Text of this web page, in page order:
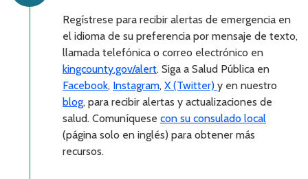
Regístrese para recibir alertas de emergencia en
el idioma de su preferencia por mensaje de texto,
llamada telefónica o correo electrónico en
kingcounty.gov/alert. Siga a Salud Pública en
Facebook, Instagram, X (Twitter) y en nuestro
blog, para recibir alertas y actualizaciones de
salud. Comuníquese con su consulado local
(página solo en inglés) para obtener más
recursos.